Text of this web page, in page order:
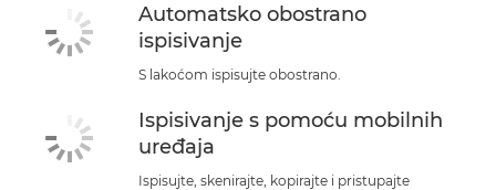
Automatsko obostrano
ispisivanje
S lakoćom ispisujte obostrano.
Ispisivanje s pomoću mobilnih
uređaja
Ispisujte, skenirajte, kopirajte i pristupajte